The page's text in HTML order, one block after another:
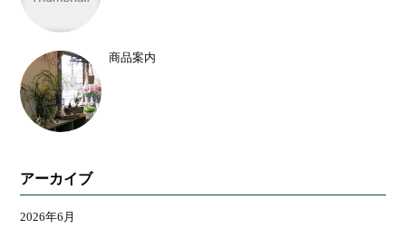
商品案内
アーカイブ
2026年6月